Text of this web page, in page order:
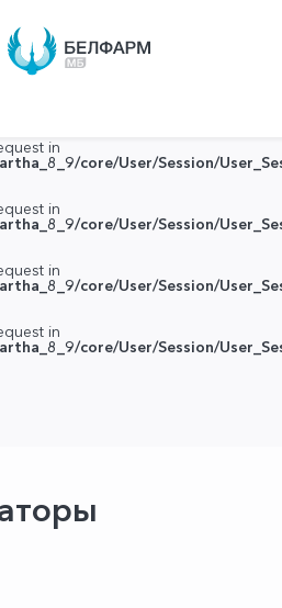
in
core/User/Session/
in
core/User/Session/
in
core/User/Session/
in
core/User/Session/